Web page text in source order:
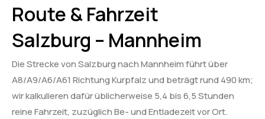
Route & Fahrzeit
Salzburg – Mannheim
Die Strecke von Salzburg nach Mannheim führt über
A8/A9/A6/A61 Richtung Kurpfalz und beträgt rund 490 km;
wir kalkulieren dafür üblicherweise 5,4 bis 6,5 Stunden
reine Fahrzeit, zuzüglich Be- und Entladezeit vor Ort.